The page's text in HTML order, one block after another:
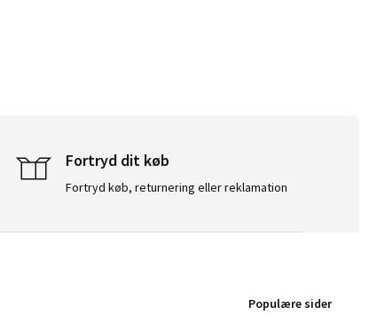
Fortryd dit køb
Fortryd køb, returnering eller reklamation
Populære sider